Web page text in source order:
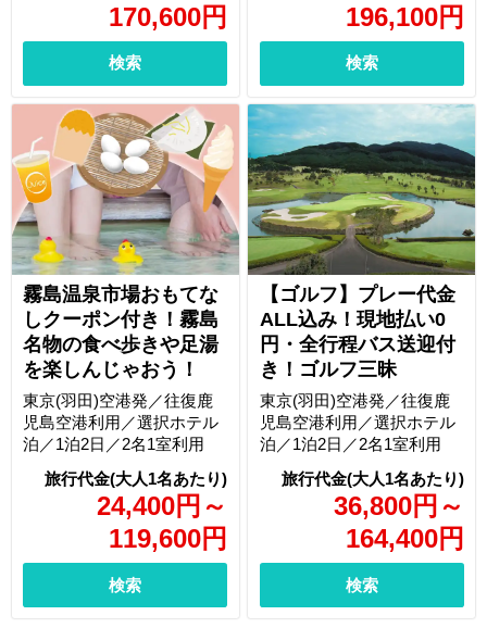
170,600円
検索
196,100円
検索
霧島温泉市場おもてな
しクーポン付き！霧島
名物の食べ歩きや足湯
を楽しんじゃおう！
24,400円 ～
119,600円
東京(羽田)空港発／往復鹿
児島空港利用／選択ホテル
泊／1泊2日／2名1室利用
検索
【ゴルフ】プレー代金
ALL込み！現地払い0
円・全行程バス送迎付
き！ゴルフ三昧
36,800円 ～
164,400円
東京(羽田)空港発／往復鹿
児島空港利用／選択ホテル
泊／1泊2日／2名1室利用
検索